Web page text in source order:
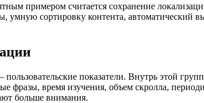
примером считается сохранение
сортировку контента, автоматический
показатели. Внутрь этой
время изучения, объем скролла,
больше внимания.